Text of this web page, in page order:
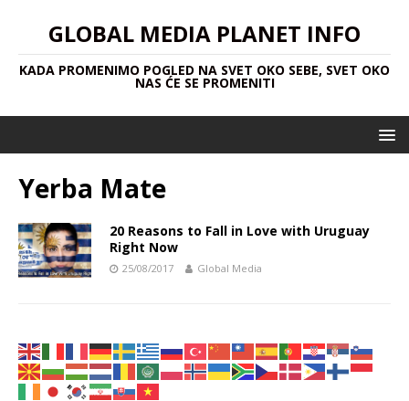
GLOBAL MEDIA PLANET INFO
KADA PROMENIMO POGLED NA SVET OKO SEBE, SVET OKO
NAS ĆE SE PROMENITI
Yerba Mate
20 Reasons to Fall in Love with Uruguay
Right Now
25/08/2017 Global Media